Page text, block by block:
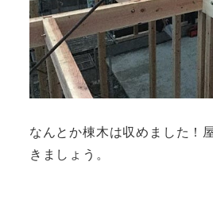
なんとか棟木は収めました！
きましょう。